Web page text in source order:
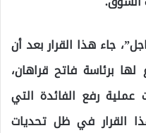
جاء هذا القرار بعد أن
لها برئاسة فاتح قراهان،
رفع الفائدة التي
2023. يأتي هذا القرار في ظل تحديات